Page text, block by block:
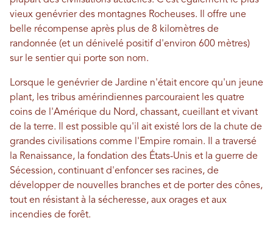
vieux genévrier des montagnes Rocheuses. Il offre une
belle récompense après plus de 8 kilomètres de
randonnée (et un dénivelé positif d'environ 600 mètres)
sur le sentier qui porte son nom.
Lorsque le genévrier de Jardine n'était encore qu'un jeune
plant, les tribus amérindiennes parcouraient les quatre
coins de l'Amérique du Nord, chassant, cueillant et vivant
de la terre. Il est possible qu'il ait existé lors de la chute de
grandes civilisations comme l'Empire romain. Il a traversé
la Renaissance, la fondation des États-Unis et la guerre de
Sécession, continuant d'enfoncer ses racines, de
développer de nouvelles branches et de porter des cônes,
tout en résistant à la sécheresse, aux orages et aux
incendies de forêt.